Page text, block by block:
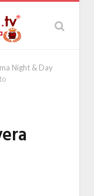
Night & Day